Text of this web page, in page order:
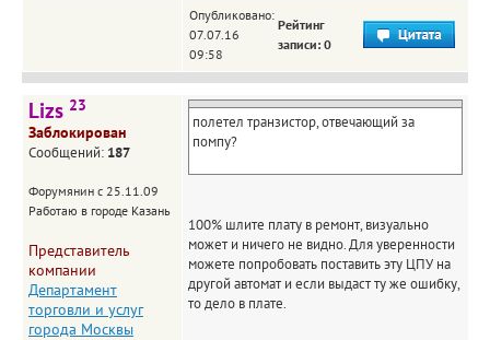
Опубликовано:
07.07.16
09:58
Рейтинг
записи: 0
Lizs 23
Заблокирован
Сообщений: 187
Форумянин с 25.11.09
Работаю в городе Казань
Представитель
компании
Департамент
торговли и услуг
города Москвы
полетел транзистор, отвечающий за
помпу?
100% шлите плату в ремонт, визуально
может и ничего не видно. Для уверенности
можете попробовать поставить эту ЦПУ на
другой автомат и если выдаст ту же ошибку,
то дело в плате.